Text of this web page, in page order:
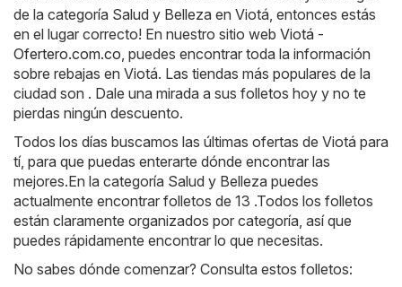
de la categoría Salud y Belleza en Viotá, entonces estás
en el lugar correcto! En nuestro sitio web Viotá -
Ofertero.com.co , puedes encontrar toda la información
sobre rebajas en Viotá. Las tiendas más populares de la
ciudad son . Dale una mirada a sus folletos hoy y no te
pierdas ningún descuento.
Todos los días buscamos las últimas ofertas de Viotá para
tí, para que puedas enterarte dónde encontrar las
mejores.En la categoría Salud y Belleza puedes
actualmente encontrar folletos de 13 .Todos los folletos
están claramente organizados por categoría, así que
puedes rápidamente encontrar lo que necesitas.
No sabes dónde comenzar? Consulta estos folletos: